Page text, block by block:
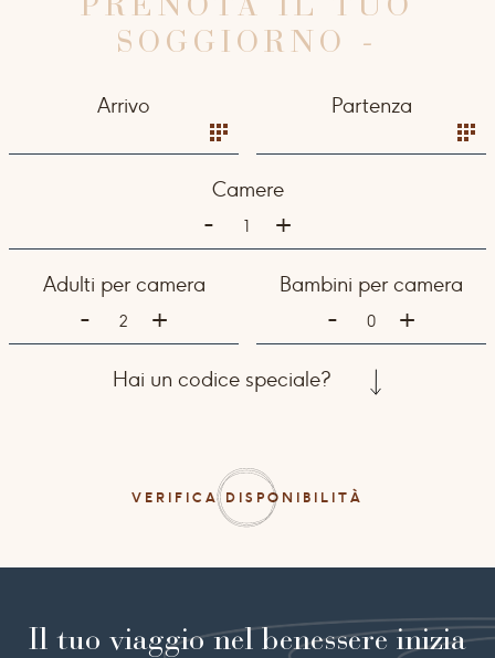
SOGGIORNO -
Arrivo Partenza
Camere
- +
Adulti per camera
2
- +
Bambini per camera
0
- +
Hai un codice speciale?
VERIFICA DISPONIBILITÀ
Il tuo viaggio nel benessere inizia